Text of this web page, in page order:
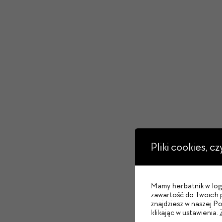
Pliki cookies,
Mamy herbatnik w
zawartość do Twoich
znajdziesz w naszej
klikając w ustawienia.